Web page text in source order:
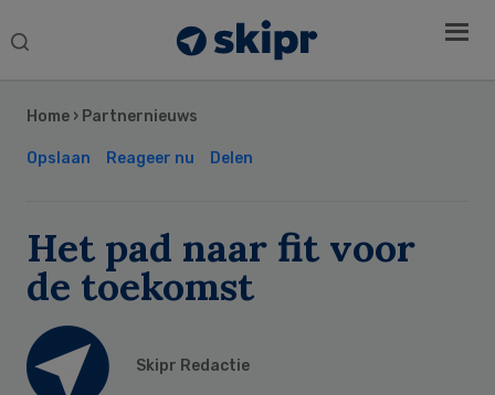
Search
Home › Partnernieuws
Opslaan Reageer nu Delen
Het pad naar fit voor
de toekomst
Skipr Redactie
Sidebar